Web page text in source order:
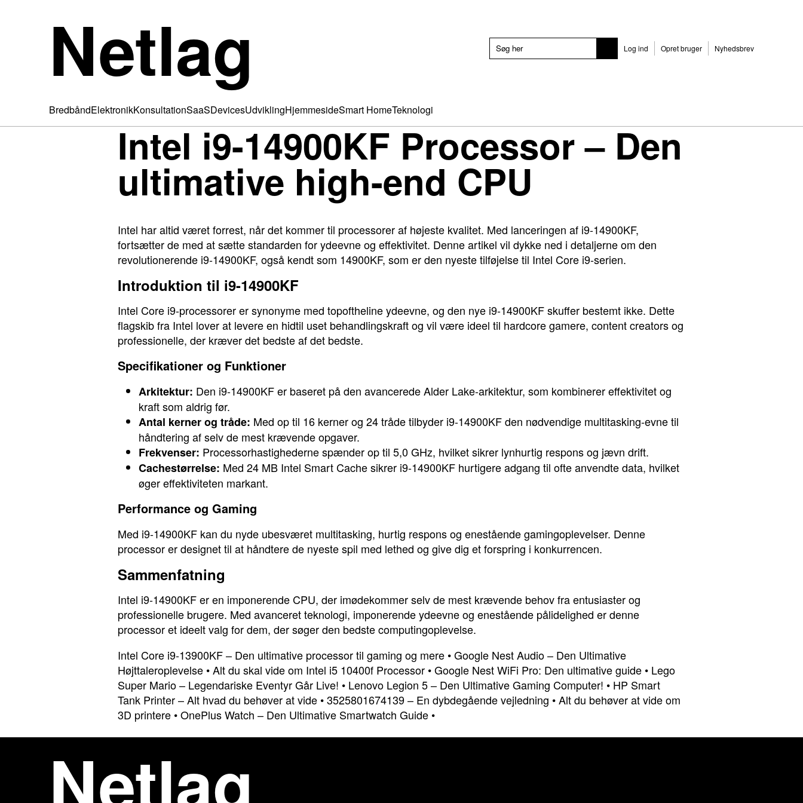
Netlag Log ind Opret bruger Nyhedsbrev
BredbåndElektronikKonsultationSaaSDevicesUdviklingHjemmesideSmart HomeTeknologi
Intel i9-14900KF Processor – Den
ultimative high-end CPU
Intel har altid været forrest, når det kommer til processorer af højeste kvalitet. Med lanceringen af i9-14900KF,
fortsætter de med at sætte standarden for ydeevne og effektivitet. Denne artikel vil dykke ned i detaljerne om den
revolutionerende i9-14900KF, også kendt som 14900KF, som er den nyeste tilføjelse til Intel Core i9-serien.
Introduktion til i9-14900KF
Intel Core i9-processorer er synonyme med topoftheline ydeevne, og den nye i9-14900KF skuffer bestemt ikke. Dette
flagskib fra Intel lover at levere en hidtil uset behandlingskraft og vil være ideel til hardcore gamere, content creators og
professionelle, der kræver det bedste af det bedste.
Specifikationer og Funktioner
Arkitektur: Den i9-14900KF er baseret på den avancerede Alder Lake-arkitektur, som kombinerer effektivitet og
kraft som aldrig før.
Antal kerner og tråde: Med op til 16 kerner og 24 tråde tilbyder i9-14900KF den nødvendige multitasking-evne til
håndtering af selv de mest krævende opgaver.
Frekvenser: Processorhastighederne spænder op til 5,0 GHz, hvilket sikrer lynhurtig respons og jævn drift.
Cachestørrelse: Med 24 MB Intel Smart Cache sikrer i9-14900KF hurtigere adgang til ofte anvendte data, hvilket
øger effektiviteten markant.
Performance og Gaming
Med i9-14900KF kan du nyde ubesværet multitasking, hurtig respons og enestående gamingoplevelser. Denne
processor er designet til at håndtere de nyeste spil med lethed og give dig et forspring i konkurrencen.
Sammenfatning
Intel i9-14900KF er en imponerende CPU, der imødekommer selv de mest krævende behov fra entusiaster og
professionelle brugere. Med avanceret teknologi, imponerende ydeevne og enestående pålidelighed er denne
processor et ideelt valg for dem, der søger den bedste computingoplevelse.
Intel Core i9-13900KF – Den ultimative processor til gaming og mere •Google Nest Audio – Den Ultimative
Højttaleroplevelse •Alt du skal vide om Intel i5 10400f Processor •Google Nest WiFi Pro: Den ultimative guide • Lego
Super Mario – Legendariske Eventyr Går Live! • Lenovo Legion 5 – Den Ultimative Gaming Computer! • HP Smart
Tank Printer – Alt hvad du behøver at vide •3525801674139 – En dybdegående vejledning •Alt du behøver at vide om
3D printere •OnePlus Watch – Den Ultimative Smartwatch Guide •
Netlag